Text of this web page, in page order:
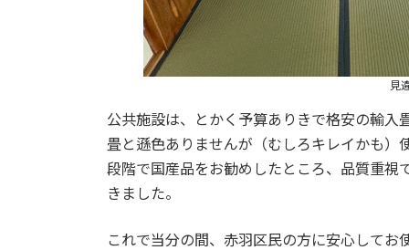
見
公共施設は、とかく予算ありきで格安の輸入
畳と遜色ありませんが（むしろキレイかも）
段階で国産品をお勧めしたところ、品質重視
きました。
これで当分の間、赤羽区民の方に安心してお